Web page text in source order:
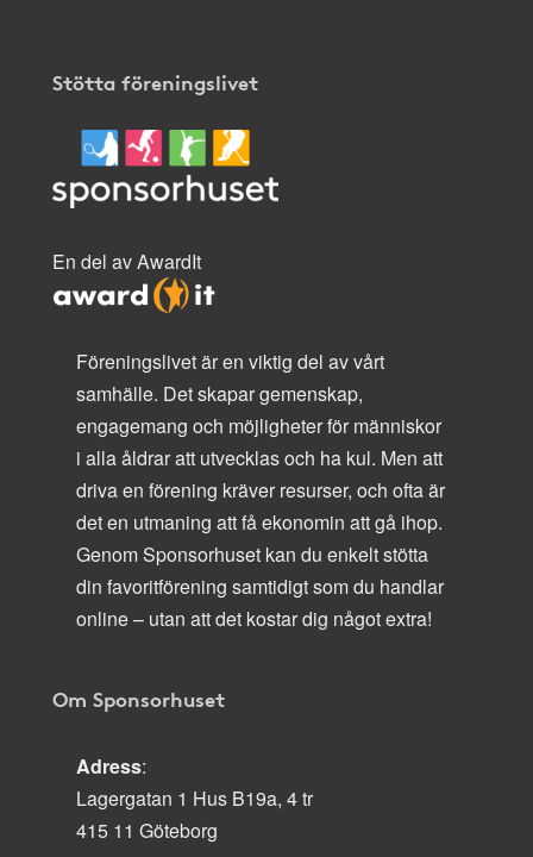
Stötta föreningslivet
En del av AwardIt
Föreningslivet är en viktig del av vårt
samhälle. Det skapar gemenskap,
engagemang och möjligheter för människor
i alla åldrar att utvecklas och ha kul. Men att
driva en förening kräver resurser, och ofta är
det en utmaning att få ekonomin att gå ihop.
Genom Sponsorhuset kan du enkelt stötta
din favoritförening samtidigt som du handlar
online – utan att det kostar dig något extra!
Om Sponsorhuset
Adress:
Lagergatan 1 Hus B19a, 4 tr
415 11 Göteborg